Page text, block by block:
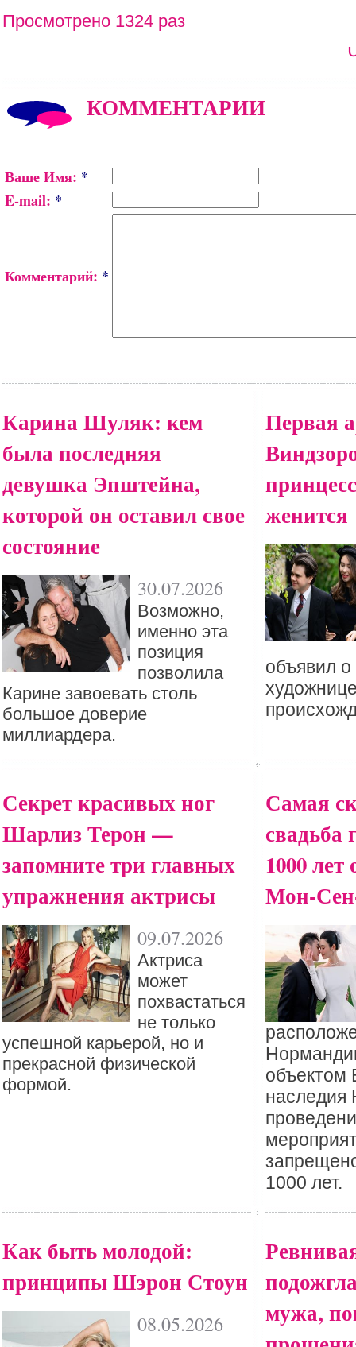
Просмотрено 1324 раз
КОММЕНТАРИИ
Ваше Имя: *
E-mail: *
Комментарий: *
Карина Шуляк: кем
была последняя
девушка Эпштейна,
которой он оставил свое
состояние
30.07.2026
Возможно,
именно эта
позиция
позволила
Карине завоевать столь
большое доверие
миллиардера.
Первая
женится
объявил
Секрет красивых ног
Шарлиз Терон —
запомните три главных
упражнения актрисы
09.07.2026
Актриса
может
похвастаться
не только
успешной карьерой, но и
прекрасной физической
формой.
Самая
свадьба
1000
Мон-
объектом
1000 лет.
Как быть молодой:
принципы Шэрон Стоун
08.05.2026
мужа,